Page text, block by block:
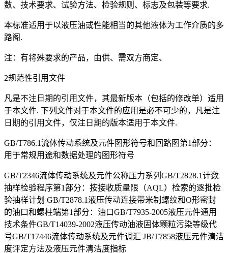
数、技术要求、试验方法、检验规则、标志及包装等要求.
本标准适用于以液压油或性能相当的其他液体为工作介质的多
路阁.
注：有将殊要求的产品，由供、需双方商定、
2规范性引用文件
凡是不注日期的引用文件，其最新版本（包括的修改单）适用
于本文件. 下列文件对于本文件的应用是必不可少的，凡是注
日期的引用文件，仅注日期的版本适用于本文件.
GB/T786.1流体传动系统及元件图形符号和回路图第1部分：
用于常规用途和数据处理的图形符号
GB/T2346流体传动系统及元件公称压力系列GB/T2828.1计数
抽样检验程序第1部分：按接收质量限（AQL）检索的逐批检
验抽样计划 GB/T2878.1液压传动连接带米制螺纹和O形密封
的油口和螺柱端第1部分：油口GB/T7935-2005液压元件通用
技术条件GB/T14039-2002液压传动油液固体颗粒污染等级代
号GB/T17446流体传动系统及元件调汇 JB/T7858液压元件清洁
度评定方法及液压元件清洁度指标